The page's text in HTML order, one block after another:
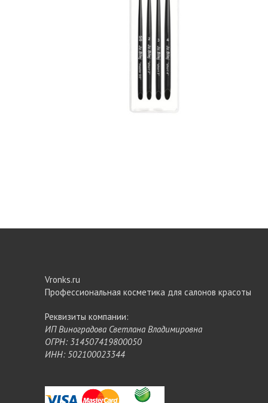
Vronks.ru
Профессиональная косметика для салонов красоты
Реквизиты компании:
ИП Виноградова Светлана Владимировна
ОГРН: 314507419800050
ИНН: 502100023344